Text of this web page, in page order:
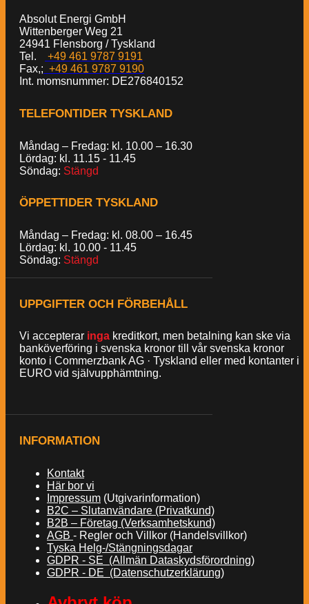
Absolut Energi GmbH
Wittenberger Weg 21
24941 Flensborg / Tyskland
Tel.
+49 461 9787 9191
Fax,; +49 461 9787 9190
Int. momsnummer: DE276840152
TELEFONTIDER TYSKLAND
Måndag – Fredag: kl. 10.00 – 16.30
Lördag: kl. 11.15 - 11.45
Söndag: Stängd
ÖPPETTIDER TYSKLAND
Måndag – Fredag: kl. 08.00 – 16.45
Lördag: kl. 10.00 - 11.45
Söndag: Stängd
UPPGIFTER OCH FÖRBEHÅLL
Vi accepterar inga kreditkort, men betalning kan ske via
banköverföring i svenska kronor till vår svenska kronor
konto i Commerzbank AG · Tyskland eller med kontanter i
EURO vid självupphämtning.
INFORMATION
Kontakt
Här bor vi
Impressum (Utgivarinformation)
B2C – Slutanvändare (Privatkund)
B2B – Företag (Verksamhetskund)
AGB - Regler och Villkor (Handelsvillkor)
Tyska Helg-/Stängningsdagar
GDPR - SE (Allmän Dataskydsförordning)
GDPR - DE (Datenschutzerklärung)